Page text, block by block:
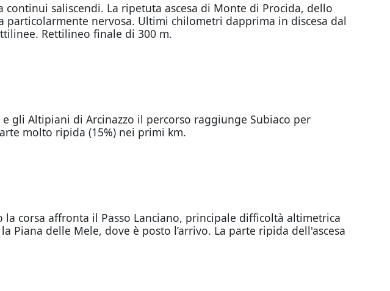
saliscendi. La ripetuta ascesa di Monte di Procida, dello
nervosa. Ultimi chilometri dapprima in discesa dal
Rettilineo finale di 300 m.
gli Altipiani di Arcinazzo il percorso raggiunge Subiaco per
molto ripida (15%) nei primi km.
la corsa affronta il Passo Lanciano, principale difficoltà altimetrica
Piana delle Mele, dove è posto l’arrivo. La parte ripida dell'ascesa